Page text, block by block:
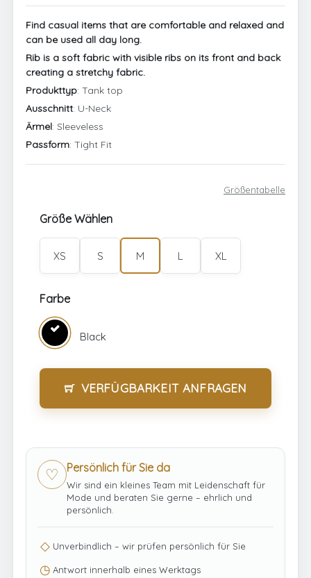
Find casual items that are comfortable and relaxed and
can be used all day long.
Rib is a soft fabric with visible ribs on its front and back
creating a stretchy fabric.
Produkttyp: Tank top
Ausschnitt: U-Neck
Ärmel: Sleeveless
Passform: Tight Fit
Größentabelle
Größe Wählen
XS S M L XL
Farbe
Black
VERFÜGBARKEIT ANFRAGEN
♡ Persönlich für Sie da
Wir sind ein kleines Team mit Leidenschaft für
Mode und beraten Sie gerne – ehrlich und
persönlich.
◇ Unverbindlich – wir prüfen persönlich für Sie
◷ Antwort innerhalb eines Werktags